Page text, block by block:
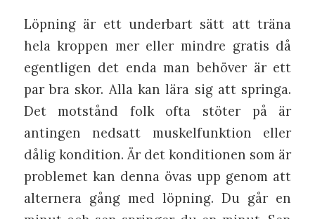
Löpning är ett underbart sätt att träna
hela kroppen mer eller mindre gratis då
egentligen det enda man behöver är ett
par bra skor. Alla kan lära sig att springa.
Det motstånd folk ofta stöter på är
antingen nedsatt muskelfunktion eller
dålig kondition. Är det konditionen som är
problemet kan denna övas upp genom att
alternera gång med löpning. Du går en